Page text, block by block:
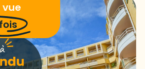
fois